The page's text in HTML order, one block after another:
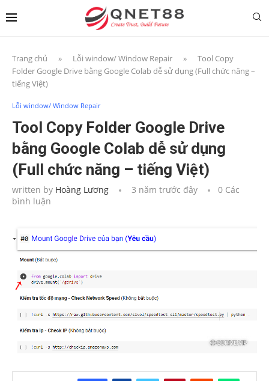
Trang chủ » Lỗi window/ Window Repair »
Tool Copy
Folder Google Drive bằng Google Colab dễ sử dụng (Full chức năng –
tiếng Việt)
Lỗi window/ Window Repair
Tool Copy Folder Google Drive
bằng Google Colab dễ sử dụng
(Full chức năng – tiếng Việt)
written by Hoàng Lương 3 năm trước đây
0 Các
bình luận